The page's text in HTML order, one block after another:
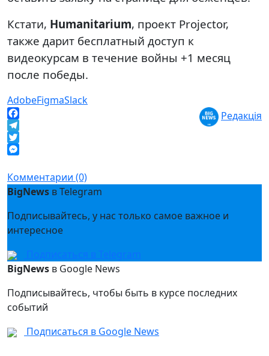
Кстати, Humanitarium, проект Projector,
также дарит бесплатный доступ к
видеокурсам в течение войны +1 месяц
после победы.
AdobeFigmaSlack
Facebook
Telegram
Twitter
Редакція
Комментарии (0)
BigNews в Telegram
Подписывайтесь, у нас только самое важное и
интересное
Подписаться в Telegram
BigNews в Google News
Подписывайтесь, чтобы быть в курсе последних
событий
Подписаться в Google News